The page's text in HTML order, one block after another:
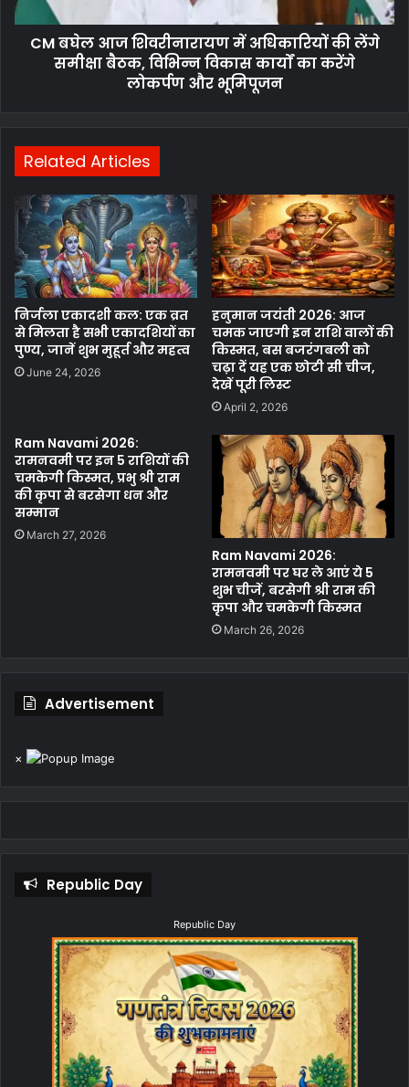
CM बघेल आज शिवरीनारायण में अधिकारियों की लेंगे
समीक्षा बैठक, विभिन्न विकास कार्यों का करेंगे
लोकर्पण और भूमिपूजन
Related Articles
निर्जला एकादशी कल: एक व्रत
से मिलता है सभी एकादशियों का
पुण्य, जानें शुभ मुहूर्त और महत्व
June 24, 2026
हनुमान जयंती 2026: आज
चमक जाएगी इन राशि वालों की
किस्मत, बस बजरंगबली को
चढ़ा दें यह एक छोटी सी चीज,
देखें पूरी लिस्ट
April 2, 2026
Ram Navami 2026:
रामनवमी पर इन 5 राशियों की
चमकेगी किस्मत, प्रभु श्री राम
की कृपा से बरसेगा धन और
सम्मान
March 27, 2026
Ram Navami 2026:
रामनवमी पर घर ले आएं ये 5
शुभ चीजें, बरसेगी श्री राम की
कृपा और चमकेगी किस्मत
March 26, 2026
Advertisement
×
Republic Day
Republic Day